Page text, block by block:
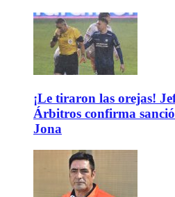
¡Le tiraron las orejas!
Árbitros confirma
Jona